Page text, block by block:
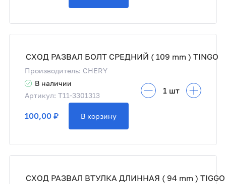
СХОД РАЗВАЛ БОЛТ СРЕДНИЙ ( 109 mm ) TINGO
Производитель: CHERY
В наличии
Артикул: T11-3301313
100,00 ₽ В корзину
СХОД РАЗВАЛ ВТУЛКА ДЛИННАЯ ( 94 mm ) TIGGO